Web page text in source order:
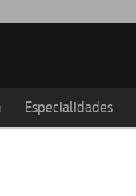
Especialidades